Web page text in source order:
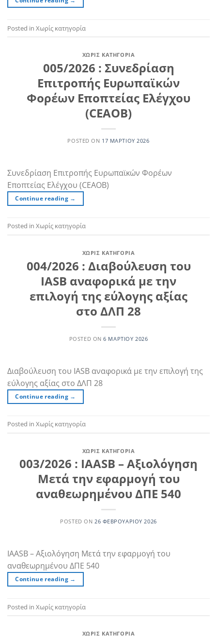
Posted in Χωρίς κατηγορία
ΧΩΡΊΣ ΚΑΤΗΓΟΡΊΑ
005/2026 : Συνεδρίαση
Επιτροπής Ευρωπαϊκών
Φορέων Εποπτείας Ελέγχου
(CEAOB)
POSTED ON 17 ΜΑΡΤΊΟΥ 2026
Συνεδρίαση Επιτροπής Ευρωπαϊκών Φορέων
Εποπτείας Ελέγχου (CEAOB)
Continue reading →
Posted in Χωρίς κατηγορία
ΧΩΡΊΣ ΚΑΤΗΓΟΡΊΑ
004/2026 : Διαβούλευση του
IASB αναφορικά με την
επιλογή της εύλογης αξίας
στο ΔΛΠ 28
POSTED ON6 ΜΑΡΤΊΟΥ 2026
Διαβούλευση του IASB αναφορικά με την επιλογή της
εύλογης αξίας στο ΔΛΠ 28
Continue reading →
Posted in Χωρίς κατηγορία
ΧΩΡΊΣ ΚΑΤΗΓΟΡΊΑ
003/2026 : IAASB – Αξιολόγηση
Μετά την εφαρμογή του
αναθεωρημένου ΔΠΕ 540
POSTED ON 26 ΦΕΒΡΟΥΑΡΊΟΥ 2026
IAASB – Αξιολόγηση Μετά την εφαρμογή του
αναθεωρημένου ΔΠΕ 540
Continue reading →
Posted in Χωρίς κατηγορία
ΧΩΡΊΣ ΚΑΤΗΓΟΡΊΑ